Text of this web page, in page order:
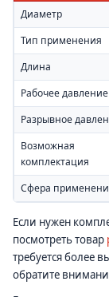
Диаметр
Тип применения
Длина
Рабочее давление
Разрывное
Возможная
комплектация
Сфера
Если нужен
посмотреть товар
требуется более
обратите